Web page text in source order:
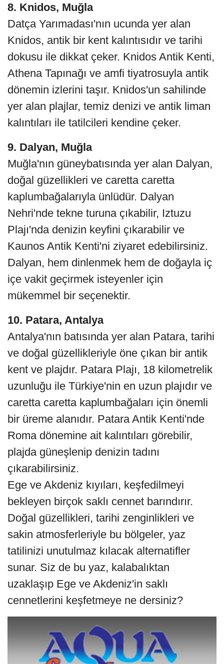
8. Knidos, Muğla
Datça Yarımadası'nın ucunda yer alan
Knidos, antik bir kent kalıntısıdır ve tarihi
dokusu ile dikkat çeker. Knidos Antik Kenti,
Athena Tapınağı ve amfi tiyatrosuyla antik
dönemin izlerini taşır. Knidos'un sahilinde
yer alan plajlar, temiz denizi ve antik liman
kalıntıları ile tatilcileri kendine çeker.
9. Dalyan, Muğla
Muğla'nın güneybatısında yer alan Dalyan,
doğal güzellikleri ve caretta caretta
kaplumbağalarıyla ünlüdür. Dalyan
Nehri'nde tekne turuna çıkabilir, Iztuzu
Plajı'nda denizin keyfini çıkarabilir ve
Kaunos Antik Kenti'ni ziyaret edebilirsiniz.
Dalyan, hem dinlenmek hem de doğayla iç
içe vakit geçirmek isteyenler için
mükemmel bir seçenektir.
10. Patara, Antalya
Antalya'nın batısında yer alan Patara, tarihi
ve doğal güzellikleriyle öne çıkan bir antik
kent ve plajdır. Patara Plajı, 18 kilometrelik
uzunluğu ile Türkiye'nin en uzun plajıdır ve
caretta caretta kaplumbağaları için önemli
bir üreme alanıdır. Patara Antik Kenti'nde
Roma dönemine ait kalıntıları görebilir,
plajda güneşlenip denizin tadını
çıkarabilirsiniz.
Ege ve Akdeniz kıyıları, keşfedilmeyi
bekleyen birçok saklı cennet barındırır.
Doğal güzellikleri, tarihi zenginlikleri ve
sakin atmosferleriyle bu bölgeler, yaz
tatilinizi unutulmaz kılacak alternatifler
sunar. Siz de bu yaz, kalabalıktan
uzaklaşıp Ege ve Akdeniz'in saklı
cennetlerini keşfetmeye ne dersiniz?